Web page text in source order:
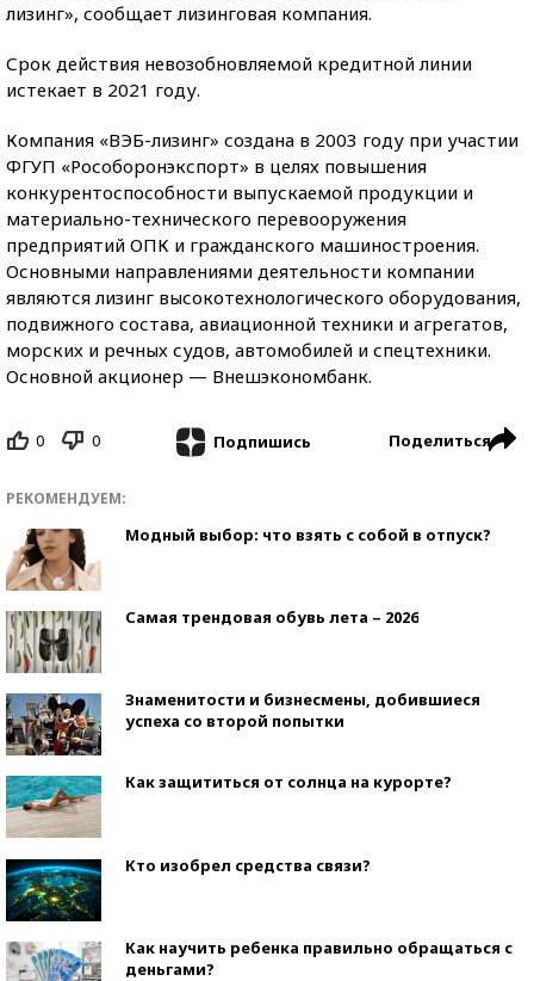
лизинг», сообщает лизинговая компания.
Срок действия невозобновляемой кредитной линии
истекает в 2021 году.
Компания «ВЭБ-лизинг» создана в 2003 году при участии
ФГУП «Рособоронэкспорт» в целях повышения
конкурентоспособности выпускаемой продукции и
материально-технического перевооружения
предприятий ОПК и гражданского машиностроения.
Основными направлениями деятельности компании
являются лизинг высокотехнологического оборудования,
подвижного состава, авиационной техники и агрегатов,
морских и речных судов, автомобилей и спецтехники.
Основной акционер — Внешэкономбанк.
0 0 Подпишись Поделиться
РЕКОМЕНДУЕМ:
Модный выбор: что взять с собой в отпуск?
Самая трендовая обувь лета – 2026
Знаменитости и бизнесмены, добившиеся
успеха со второй попытки
Как защититься от солнца на курорте?
Кто изобрел средства связи?
Как научить ребенка правильно обращаться с
деньгами?